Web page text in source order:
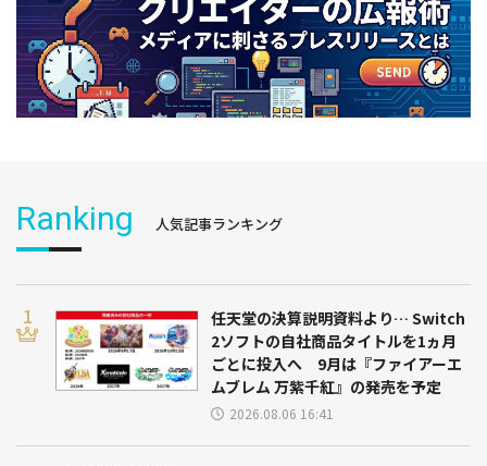
Ranking 人気記事ランキング
任天堂の決算説明資料より… Switch
2ソフトの自社商品タイトルを1ヵ月
ごとに投入へ 9月は『ファイアーエ
ムブレム 万紫千紅』の発売を予定
2026.08.06 16:41